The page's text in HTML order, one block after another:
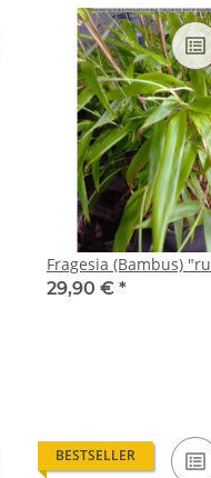
Fragesia (Bambus)
29,90 € *
BESTSELLER